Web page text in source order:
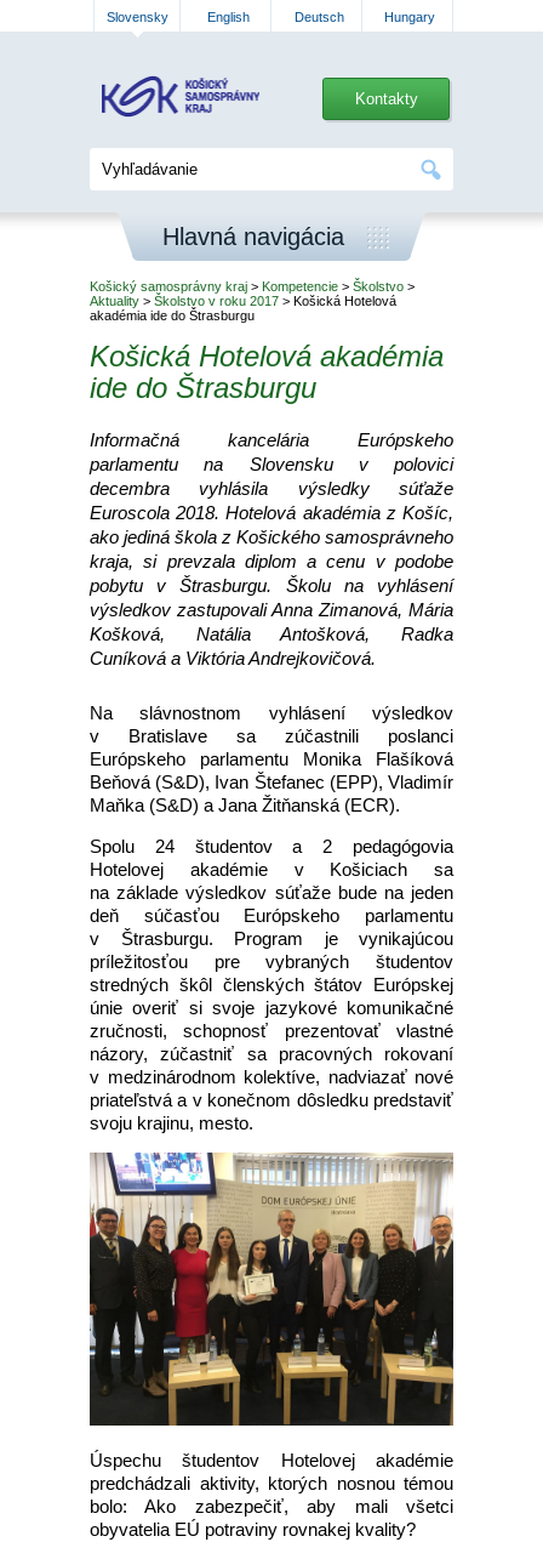
Slovensky English Deutsch Hungary
Kontakty
Hlavná navigácia
Košický samosprávny kraj > Kompetencie > Školstvo >
Aktuality > Školstvo v roku 2017 > Košická Hotelová
akadémia ide do Štrasburgu
Košická Hotelová akadémia
ide do Štrasburgu
Informačná kancelária Európskeho
parlamentu na Slovensku v polovici
decembra vyhlásila výsledky súťaže
Euroscola 2018. Hotelová akadémia z Košíc,
ako jediná škola z Košického samosprávneho
kraja, si prevzala diplom a cenu v podobe
pobytu v Štrasburgu. Školu na vyhlásení
výsledkov zastupovali Anna Zimanová, Mária
Košková, Natália Antošková, Radka
Cuníková a Viktória Andrejkovičová.
Na slávnostnom vyhlásení výsledkov
v Bratislave sa zúčastnili poslanci
Európskeho parlamentu Monika Flašíková
Beňová (S&D), Ivan Štefanec (EPP), Vladimír
Maňka (S&D) a Jana Žitňanská (ECR).
Spolu 24 študentov a 2 pedagógovia
Hotelovej akadémie v Košiciach sa
na základe výsledkov súťaže bude na jeden
deň súčasťou Európskeho parlamentu
v Štrasburgu. Program je vynikajúcou
príležitosťou pre vybraných študentov
stredných škôl členských štátov Európskej
únie overiť si svoje jazykové komunikačné
zručnosti, schopnosť prezentovať vlastné
názory, zúčastniť sa pracovných rokovaní
v medzinárodnom kolektíve, nadviazať nové
priateľstvá a v konečnom dôsledku predstaviť
svoju krajinu, mesto.
Úspechu študentov Hotelovej akadémie
predchádzali aktivity, ktorých nosnou témou
bolo: Ako zabezpečiť, aby mali všetci
obyvatelia EÚ potraviny rovnakej kvality?